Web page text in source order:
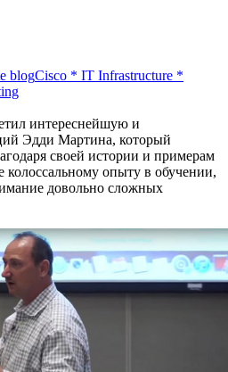
blogCisco * IT Infrastructure *
интереснейшую и
Эдди Мартина, который
своей истории и примерам
колоссальному опыту в обучении,
довольно сложных